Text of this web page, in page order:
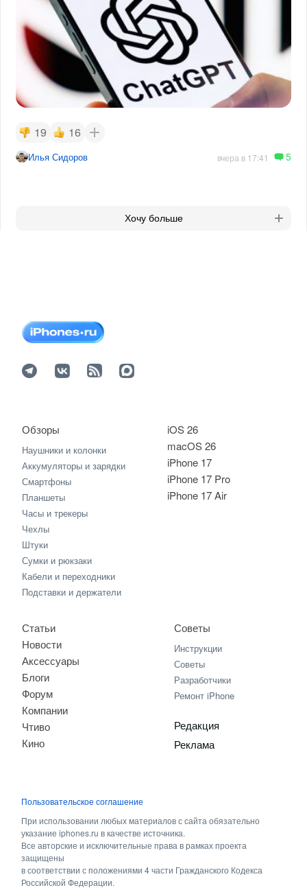
19 16
Илья Сидоров вчера в 17:41 5
Хочу больше
iOS 26
macOS 26
iPhone 17
iPhone 17 Pro
iPhone 17 Air
Обзоры
Наушники и колонки
Аккумуляторы и зарядки
Смартфоны
Планшеты
Часы и трекеры
Чехлы
Штуки
Сумки и рюкзаки
Кабели и переходники
Подставки и держатели
Статьи
Новости
Аксессуары
Блоги
Форум
Компании
Чтиво
Кино
Советы
Инструкции
Советы
Разработчики
Ремонт iPhone
Редакция
Реклама
Пользовательское соглашение
При использовании любых материалов с сайта обязательно
указание iphones.ru в качестве источника.
Все авторские и исключительные права в рамках проекта
защищены
в соответствии с положениями 4 части Гражданского Кодекса
Российской Федерации.